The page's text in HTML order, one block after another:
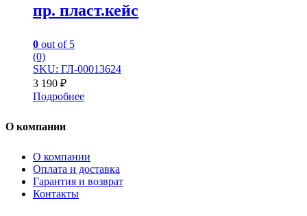
пр. пласт.кейс
0 out of 5
(0)
SKU: ГЛ-00013624
3 190 ₽
Подробнее
О компании
О компании
Оплата и доставка
Гарантия и возврат
Контакты